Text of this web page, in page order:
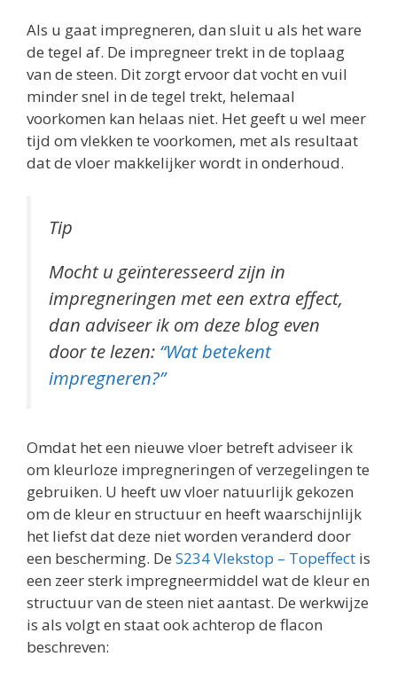
Als u gaat impregneren, dan sluit u als het ware
de tegel af. De impregneer trekt in de toplaag
van de steen. Dit zorgt ervoor dat vocht en vuil
minder snel in de tegel trekt, helemaal
voorkomen kan helaas niet. Het geeft u wel meer
tijd om vlekken te voorkomen, met als resultaat
dat de vloer makkelijker wordt in onderhoud.
Tip
Mocht u geïnteresseerd zijn in
impregneringen met een extra effect,
dan adviseer ik om deze blog even
door te lezen: “Wat betekent
impregneren?”
Omdat het een nieuwe vloer betreft adviseer ik
om kleurloze impregneringen of verzegelingen te
gebruiken. U heeft uw vloer natuurlijk gekozen
om de kleur en structuur en heeft waarschijnlijk
het liefst dat deze niet worden veranderd door
een bescherming. De S234 Vlekstop – Topeffect is
een zeer sterk impregneermiddel wat de kleur en
structuur van de steen niet aantast. De werkwijze
is als volgt en staat ook achterop de flacon
beschreven: